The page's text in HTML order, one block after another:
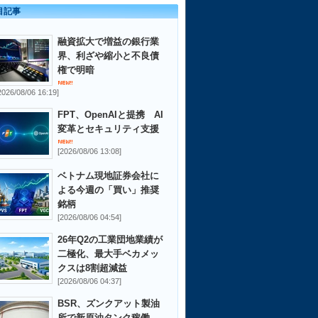
記事
融資拡大で増益の銀行業
界、利ざや縮小と不良債
権で明暗
08/06 16:19]
FPT、OpenAIと提携 AI
変革とセキュリティ支援
[2026/08/06 13:08]
ベトナム現地証券会社に
よる今週の「買い」推奨
銘柄
[2026/08/06 04:54]
26年Q2の工業団地業績が
二極化、最大手ベカメッ
クスは8割超減益
[2026/08/06 04:37]
BSR、ズンクアット製油